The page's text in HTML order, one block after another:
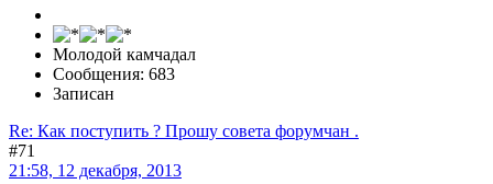
Молодой камчадал
Сообщения: 683
Записан
Re: Как поступить ? Прошу совета форумчан .
#71
21:58, 12 декабря, 2013